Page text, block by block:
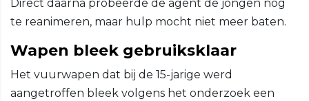
Direct daarna probeerde de agent de jongen nog
te reanimeren, maar hulp mocht niet meer baten.
Wapen bleek gebruiksklaar
Het vuurwapen dat bij de 15-jarige werd
aangetroffen bleek volgens het onderzoek een